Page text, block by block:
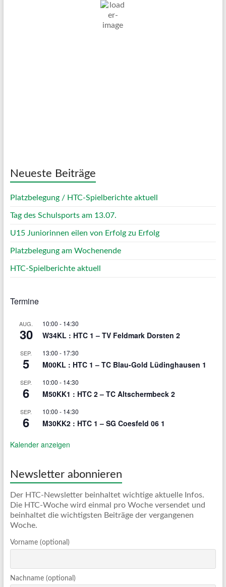
20
Neueste Beiträge
Platzbelegung / HTC-Spielberichte aktuell
Tag des Schulsports am 13.07.
U15 Juniorinnen eilen von Erfolg zu Erfolg
Platzbelegung am Wochenende
HTC-Spielberichte aktuell
Termine
AUG.
30
10:00 - 14:30
W34KL : HTC 1 – TV Feldmark Dorsten 2
SEP.
5
13:00 - 17:30
M00KL : HTC 1 – TC Blau-Gold Lüdinghausen 1
SEP.
6
10:00 - 14:30
M50KK1 : HTC 2 – TC Altschermbeck 2
SEP.
6
10:00 - 14:30
M30KK2 : HTC 1 – SG Coesfeld 06 1
Kalender anzeigen
Newsletter abonnieren
Der HTC-Newsletter beinhaltet wichtige aktuelle Infos.
Die HTC-Woche wird einmal pro Woche versendet und
beinhaltet die wichtigsten Beiträge der vergangenen
Woche.
Vorname (optional)
Nachname (optional)